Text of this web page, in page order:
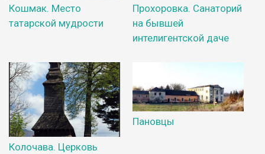
Кошмак. Место
татарской мудрости
Прохоровка. Санаторий
на бывшей
интелигентской даче
Колочава. Церковь
Пановцы